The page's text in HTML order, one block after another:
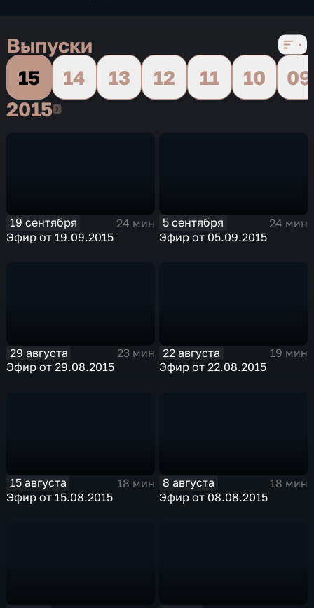
Выпуски
15
14 13 12 11 10
09
20152015
19 сентября
24 мин
Эфир от 19.09.2015
5 сентября
24 мин
Эфир от 05.09.2015
29 августа
23 мин
Эфир от 29.08.2015
22 августа
19 мин
Эфир от 22.08.2015
15 августа
18 мин
Эфир от 15.08.2015
8 августа
18 мин
Эфир от 08.08.2015